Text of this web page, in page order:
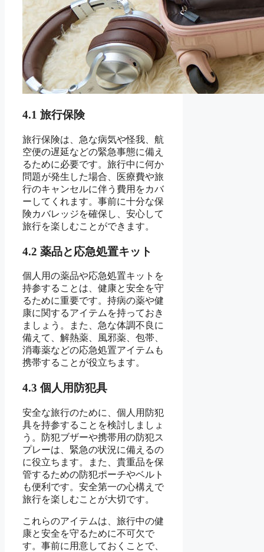
4.1 旅行保険
旅行保険は、急な病気や怪我、航
空便の遅延などの緊急事態に備え
るために必要です。旅行中に何か
問題が発生した場合、医療費や旅
行のキャンセルに伴う費用をカバ
ーしてくれます。事前に十分な保
険カバレッジを確保し、安心して
旅行を楽しむことができます。
4.2 薬品と応急処置キット
個人用の薬品や応急処置キットを
持参することは、健康と安全を守
るために重要です。持病の薬や健
康に関するアイテムを持っておき
ましょう。また、急な体調不良に
備えて、解熱薬、風邪薬、包帯、
消毒薬などの応急処置アイテムも
携帯することが役立ちます。
4.3 個人用防犯具
安全な旅行のために、個人用防犯
具を持参することを検討しましょ
う。防犯ブザーや携帯用の防犯ス
プレーは、緊急の状況に備えるの
に役立ちます。また、貴重品を保
管するための防犯ポーチやベルト
も便利です。安全第一の心構えで
旅行を楽しむことが大切です。
これらのアイテムは、旅行中の健
康と安全を守るために不可欠で
す。事前に用意しておくことで、